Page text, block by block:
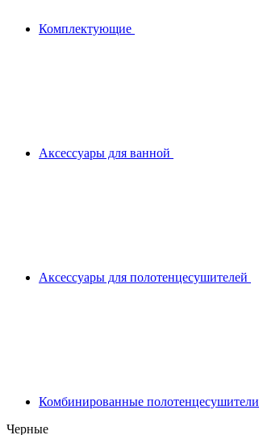
Комплектующие
Аксессуары для ванной
Аксессуары для полотенцесушителей
Комбинированные полотенцесушители
Черные